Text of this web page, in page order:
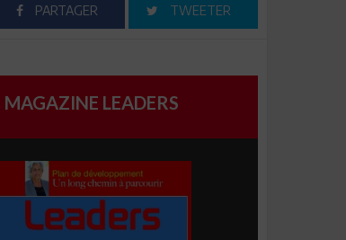
PARTAGER TWEETER
MAGAZINE LEADERS